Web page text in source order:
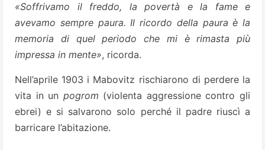
«Soffrivamo il freddo, la povertà e la fame e
avevamo sempre paura. Il ricordo della paura è la
memoria di quel periodo che mi è rimasta più
impressa in mente», ricorda.
Nell’aprile 1903 i Mabovitz rischiarono di perdere la
vita in un pogrom (violenta aggressione contro gli
ebrei) e si salvarono solo perché il padre riuscì a
barricare l’abitazione.